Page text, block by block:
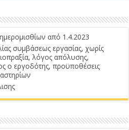
από 1.4.2023
συμβάσεως εργασίας, χωρίς
λόγος απόλυσης,
ο εργοδότης, προϋποθέσεις